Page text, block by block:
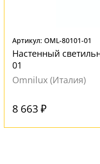
Артикул: OML-80101-01
Настенный
01
Omnilux (Италия)
8 663 ₽